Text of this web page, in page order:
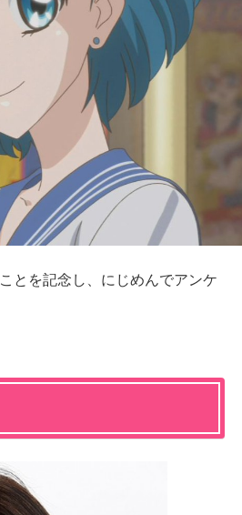
ことを記念し、にじめんでアンケ